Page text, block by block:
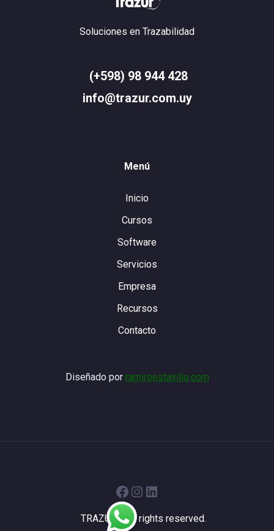
Soluciones en Trazabilidad
(+598) 98 944 428
info@trazur.com.uy
Menú
Inicio
Cursos
Software
Servicios
Empresa
Recursos
Contacto
Diseñado por ramiroestavillo.com
Facebook
Instagram
LinkedIn
TRAZUR - All rights reserved.